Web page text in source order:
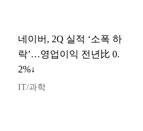
네이버, 2Q 실적 ‘소폭 하
락’…영업이익 전년比 0.
2%↓
IT/과학